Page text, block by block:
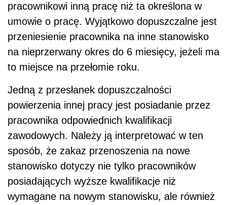
pracownikowi inną pracę niż ta określona w
umowie o pracę. Wyjątkowo dopuszczalne jest
przeniesienie pracownika na inne stanowisko
na nieprzerwany okres do 6 miesięcy, jeżeli ma
to miejsce na przełomie roku.
Jedną z przesłanek dopuszczalności
powierzenia innej pracy jest posiadanie przez
pracownika odpowiednich kwalifikacji
zawodowych. Należy ją interpretować w ten
sposób, że zakaz przenoszenia na nowe
stanowisko dotyczy nie tylko pracowników
posiadających wyższe kwalifikacje niż
wymagane na nowym stanowisku, ale również